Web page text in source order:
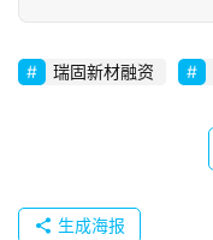
品
并
瑞固新材融资
生成海报